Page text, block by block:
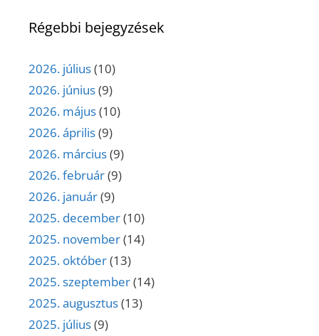
Régebbi bejegyzések
2026. július(10)
2026. június(9)
2026. május(10)
2026. április(9)
2026. március(9)
2026. február(9)
2026. január(9)
2025. december(10)
2025. november(14)
2025. október(13)
2025. szeptember(14)
2025. augusztus(13)
2025. július(9)